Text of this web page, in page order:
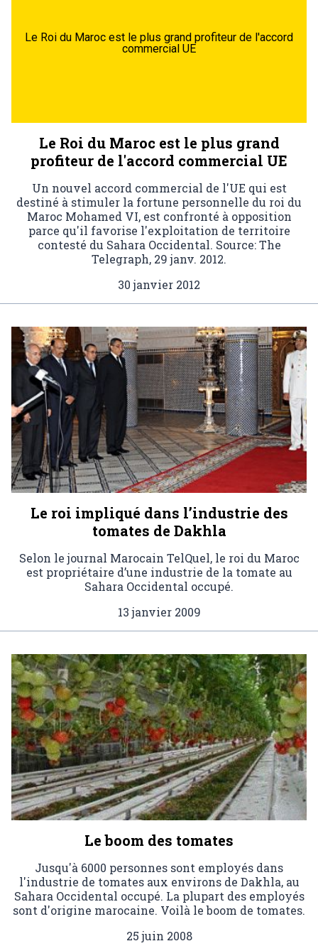
Le Roi du Maroc est le plus grand profiteur de l'accord
commercial UE
Le Roi du Maroc est le plus grand
profiteur de l'accord commercial UE
Un nouvel accord commercial de l'UE qui est
destiné à stimuler la fortune personnelle du roi du
Maroc Mohamed VI, est confronté à opposition
parce qu'il favorise l'exploitation de territoire
contesté du Sahara Occidental. Source: The
Telegraph, 29 janv. 2012.
30 janvier 2012
Le roi impliqué dans l’industrie des
tomates de Dakhla
Selon le journal Marocain TelQuel, le roi du Maroc
est propriétaire d’une industrie de la tomate au
Sahara Occidental occupé.
13 janvier 2009
Le boom des tomates
Jusqu'à 6000 personnes sont employés dans
l'industrie de tomates aux environs de Dakhla, au
Sahara Occidental occupé. La plupart des employés
sont d'origine marocaine. Voilà le boom de tomates.
25 juin 2008